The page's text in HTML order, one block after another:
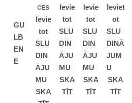
GU
LB
EN
E
CES
Ievie
tot
SLU
DIN
ĀJU
MU
SKA
Ievie
tot
SLU
DIN
ĀJU
MU
SKA
TĪT
Ievie
tot
SLU
DIN
ĀJU
MU
SKA
TĪT
Ieviet
ot
SLU
DINĀ
JUM
U
SKA
TĪT